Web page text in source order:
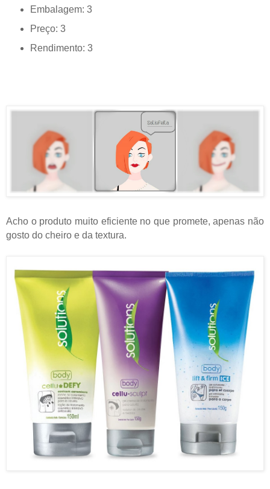
Embalagem: 3
Preço: 3
Rendimento: 3
Acho o produto muito eficiente no que promete, apenas não
gosto do cheiro e da textura.